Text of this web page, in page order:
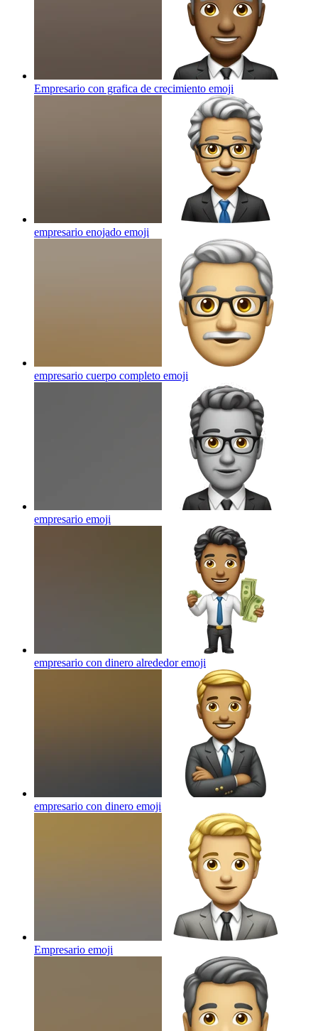
Empresario con grafica de crecimiento emoji
empresario enojado emoji
empresario cuerpo completo emoji
empresario emoji
empresario con dinero alrededoremoji
empresario con dinero emoji
Empresario emoji